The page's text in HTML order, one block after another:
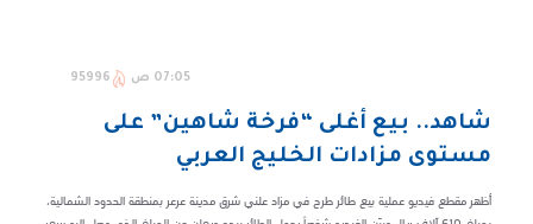
07:05 ص 95996
شاهد.. بيع أغلى “فرخة شاهين” على
مستوى مزادات الخليج العربي
أظهر مقطع فيديو عملية بيع طائر طرح في مزاد علني شرق مدينة عرعر بمنطقة الحدود الشمالية،